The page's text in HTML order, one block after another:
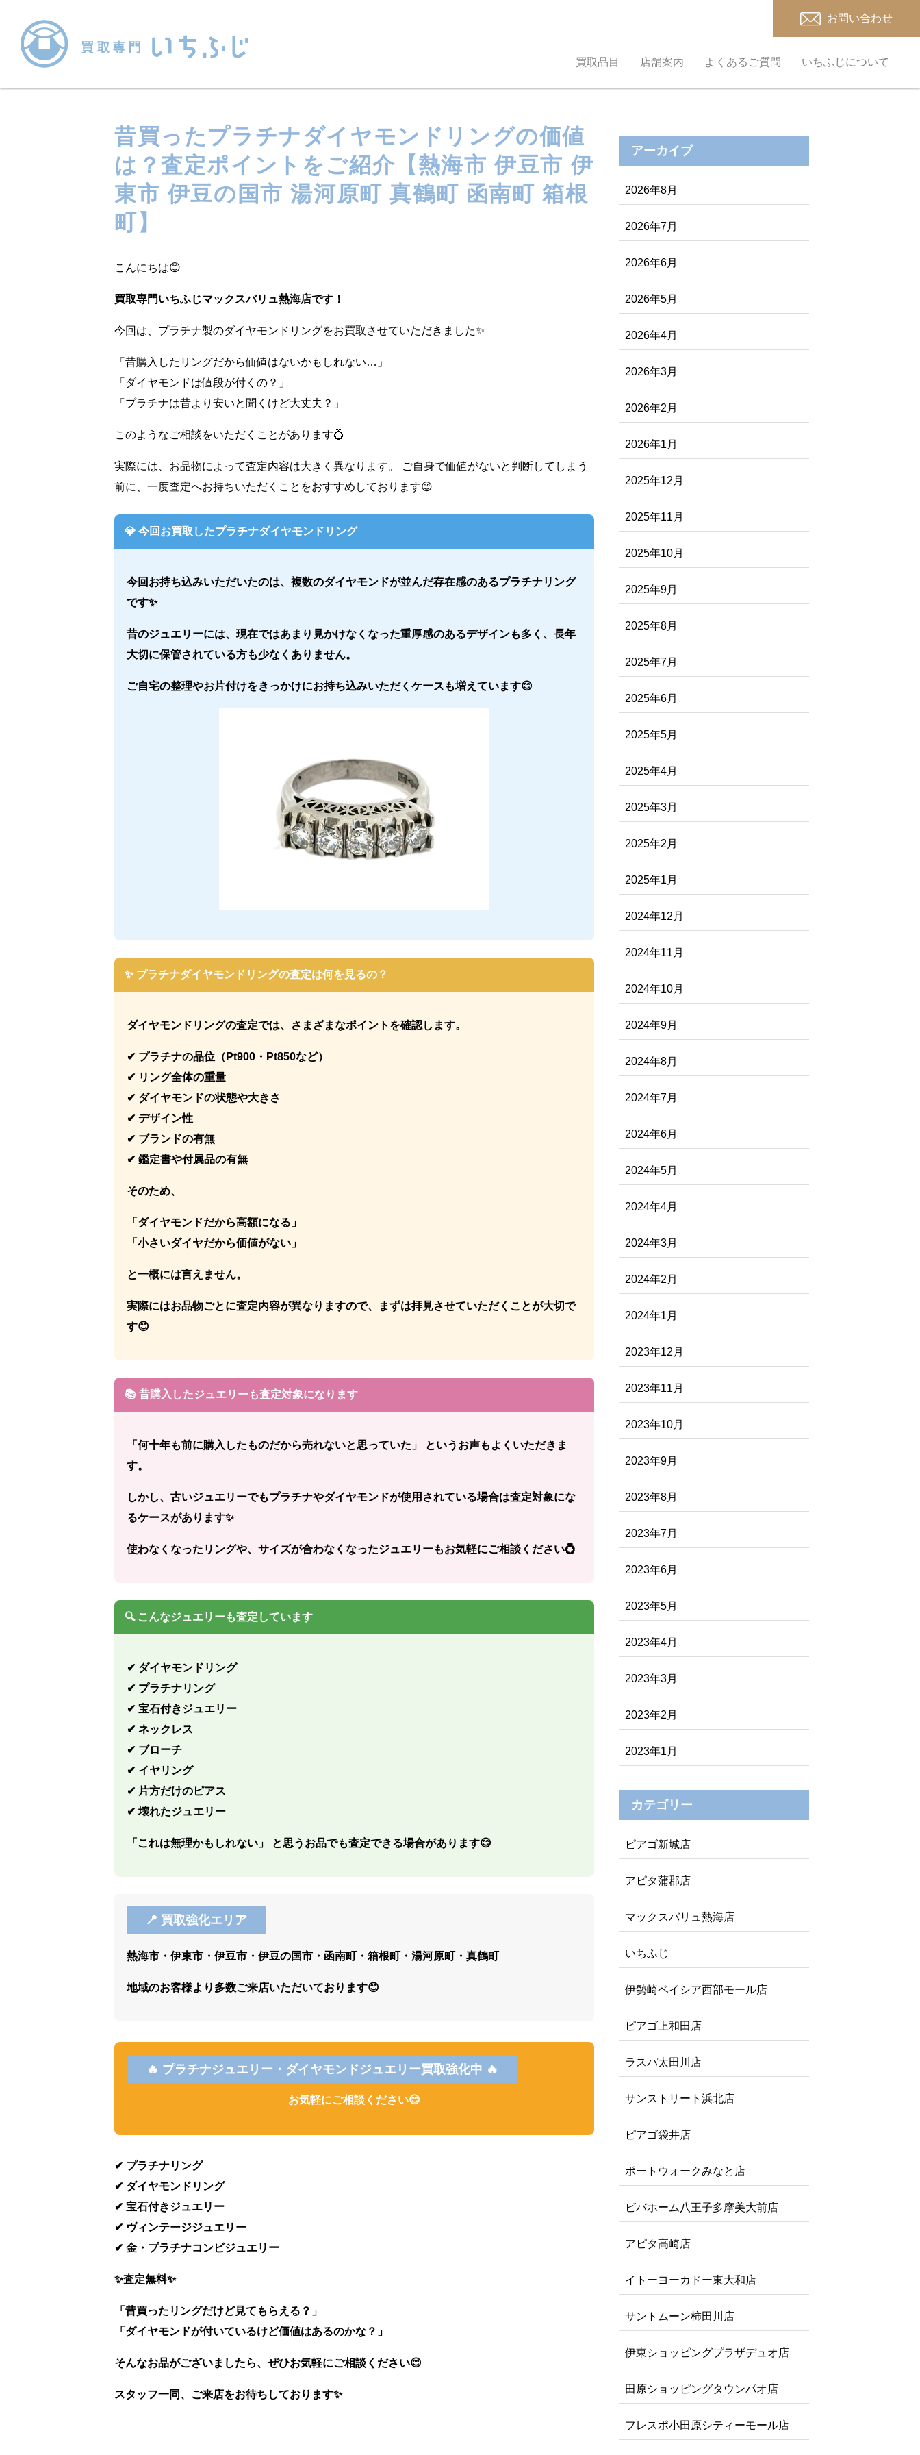
お問い合わせ
買取品目 店舗案内 よくあるご質問 いちふじについて
昔買ったプラチナダイヤモンドリングの価値
は？査定ポイントをご紹介【熱海市 伊豆市 伊
東市 伊豆の国市 湯河原町 真鶴町 函南町 箱根
町】
こんにちは😊
買取専門いちふじマックスバリュ熱海店です！
今回は、プラチナ製のダイヤモンドリングをお買取させていただきました✨
「昔購入したリングだから価値はないかもしれない…」
「ダイヤモンドは値段が付くの？」
「プラチナは昔より安いと聞くけど大丈夫？」
このようなご相談をいただくことがあります💍
実際には、お品物によって査定内容は大きく異なります。 ご自身で価値がないと判断してしまう
前に、一度査定へお持ちいただくことをおすすめしております😊
💎 今回お買取したプラチナダイヤモンドリング
今回お持ち込みいただいたのは、複数のダイヤモンドが並んだ存在感のあるプラチナリング
です✨
昔のジュエリーには、現在ではあまり見かけなくなった重厚感のあるデザインも多く、長年
大切に保管されている方も少なくありません。
ご自宅の整理やお片付けをきっかけにお持ち込みいただくケースも増えています😊
✨ プラチナダイヤモンドリングの査定は何を見るの？
ダイヤモンドリングの査定では、さまざまなポイントを確認します。
✔ プラチナの品位（Pt900・Pt850など）
✔ リング全体の重量
✔ ダイヤモンドの状態や大きさ
✔ デザイン性
✔ ブランドの有無
✔ 鑑定書や付属品の有無
そのため、
「ダイヤモンドだから高額になる」
「小さいダイヤだから価値がない」
と一概には言えません。
実際にはお品物ごとに査定内容が異なりますので、まずは拝見させていただくことが大切で
す😊
📚 昔購入したジュエリーも査定対象になります
「何十年も前に購入したものだから売れないと思っていた」 というお声もよくいただきま
す。
しかし、古いジュエリーでもプラチナやダイヤモンドが使用されている場合は査定対象にな
るケースがあります✨
使わなくなったリングや、サイズが合わなくなったジュエリーもお気軽にご相談ください💍
🔍 こんなジュエリーも査定しています
✔ ダイヤモンドリング
✔ プラチナリング
✔ 宝石付きジュエリー
✔ ネックレス
✔ ブローチ
✔ イヤリング
✔ 片方だけのピアス
✔ 壊れたジュエリー
「これは無理かもしれない」 と思うお品でも査定できる場合があります😊
📍 買取強化エリア
熱海市・伊東市・伊豆市・伊豆の国市・函南町・箱根町・湯河原町・真鶴町
地域のお客様より多数ご来店いただいております😊
🔥 プラチナジュエリー・ダイヤモンドジュエリー買取強化中 🔥
お気軽にご相談ください😊
✔ プラチナリング
✔ ダイヤモンドリング
✔ 宝石付きジュエリー
✔ ヴィンテージジュエリー
✔ 金・プラチナコンビジュエリー
✨査定無料✨
「昔買ったリングだけど見てもらえる？」
「ダイヤモンドが付いているけど価値はあるのかな？」
そんなお品がございましたら、ぜひお気軽にご相談ください😊
スタッフ一同、ご来店をお待ちしております✨
アーカイブ
2026年8月
2026年7月
2026年6月
2026年5月
2026年4月
2026年3月
2026年2月
2026年1月
2025年12月
2025年11月
2025年10月
2025年9月
2025年8月
2025年7月
2025年6月
2025年5月
2025年4月
2025年3月
2025年2月
2025年1月
2024年12月
2024年11月
2024年10月
2024年9月
2024年8月
2024年7月
2024年6月
2024年5月
2024年4月
2024年3月
2024年2月
2024年1月
2023年12月
2023年11月
2023年10月
2023年9月
2023年8月
2023年7月
2023年6月
2023年5月
2023年4月
2023年3月
2023年2月
2023年1月
カテゴリー
ピアゴ新城店
アピタ蒲郡店
マックスバリュ熱海店
いちふじ
伊勢崎ベイシア西部モール店
ピアゴ上和田店
ラスパ太田川店
サンストリート浜北店
ピアゴ袋井店
ポートウォークみなと店
ビバホーム八王子多摩美大前店
アピタ高崎店
イトーヨーカドー東大和店
サントムーン柿田川店
伊東ショッピングプラザデュオ店
田原ショッピングタウンパオ店
フレスポ小田原シティーモール店